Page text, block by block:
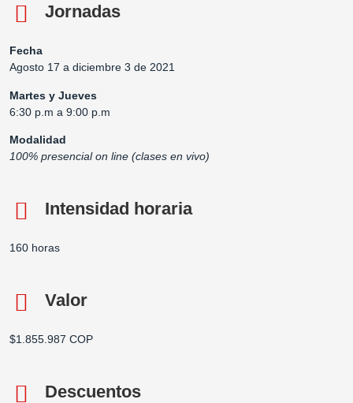
Jornadas
Fecha
Agosto 17 a diciembre 3 de 2021
Martes y Jueves
6:30 p.m a 9:00 p.m
Modalidad
100% presencial on line (clases en vivo)
Intensidad horaria
160 horas
Valor
$1.855.987 COP
Descuentos